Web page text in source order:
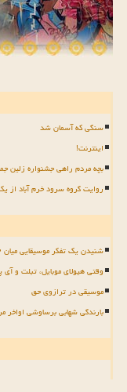
سنگی که آسمان شد
اینترنت!
بچه مردم راهی جشنواره زلین
روایت گروه سرود خرم آباد از
شنیدن یک تفکر موسیقایی میان ۲ سنت آلبوم رسم منتشر گردید
وقتی هیولای موبایل، تبلت و
موسیقی در ترازوی حق
بارندگی شهابی برساوشی اواخر